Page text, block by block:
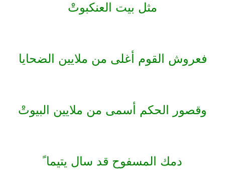
مثل بيت العنكبوتْ
فعروش القوم أغلى من ملايين الضحايا
وقصور الحكم أسمى من ملايين البيوتْ
دمك المسفوح قد سال يتيما ً